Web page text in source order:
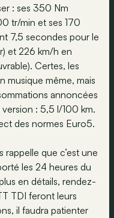
: ses 350 Nm
tr/min et ses 170
7,5 secondes pour le
et 226 km/h en
Certes, les
musique même, mais
annoncées
: 5,5 l/100 km.
des normes Euro5.
que c’est une
les 24 heures du
en détails, rendez-
TDI feront leurs
il faudra patienter